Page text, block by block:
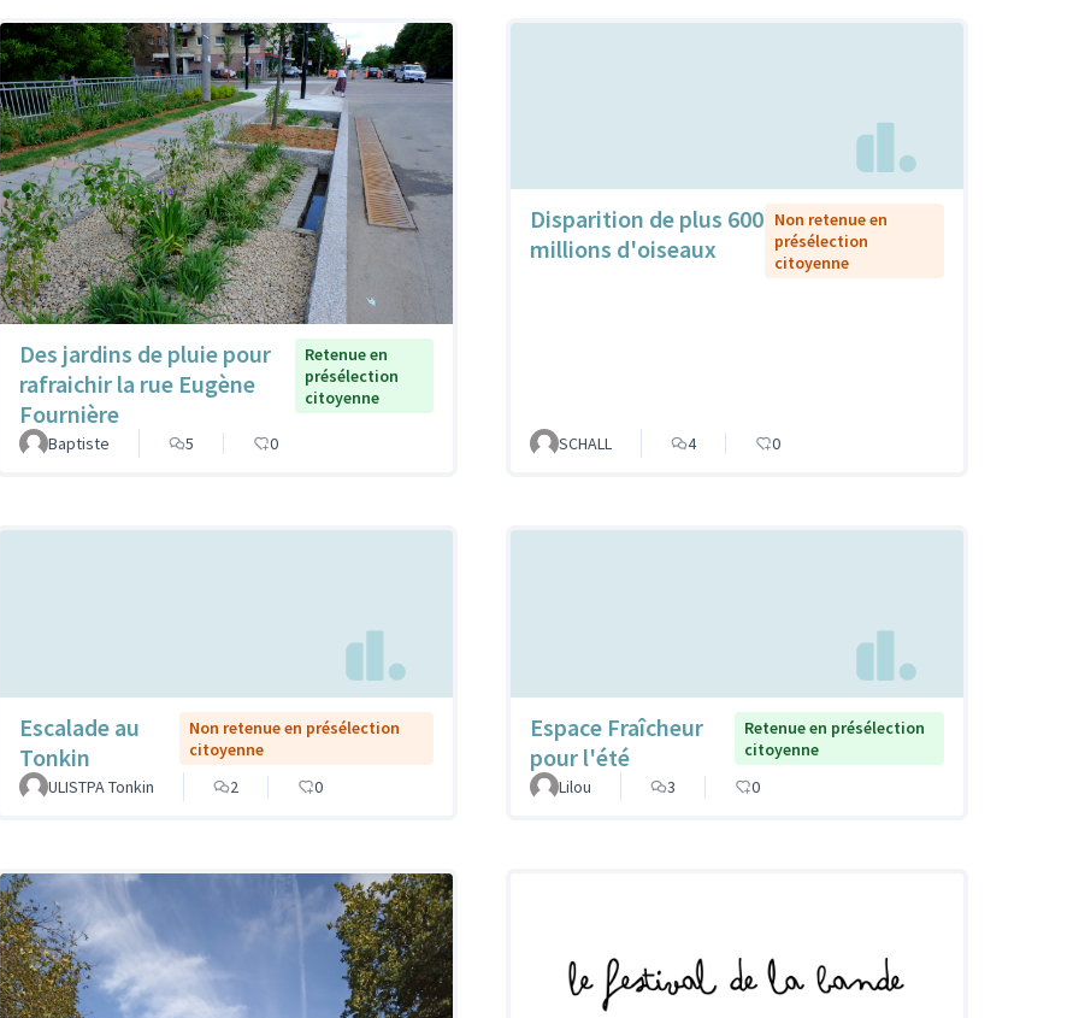
Des jardins de pluie pour
rafraichir la rue Eugène
Fournière
Retenue en
présélection
citoyenne
Baptiste 5 0
Disparition de plus 600
millions d'oiseaux
Non retenue en
présélection
citoyenne
SCHALL 4 0
Escalade au
Tonkin
Non retenue en présélection
citoyenne
ULISTPA Tonkin
2 0
Espace Fraîcheur
pour l'été
Retenue en présélection
citoyenne
Lilou
3 0